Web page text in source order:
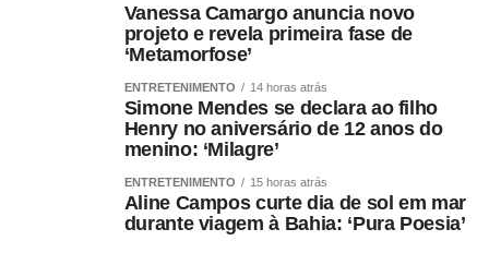
Vanessa Camargo anuncia novo
projeto e revela primeira fase de
‘Metamorfose’
ENTRETENIMENTO 14 horas atrás
Simone Mendes se declara ao filho
Henry no aniversário de 12 anos do
menino: ‘Milagre’
ENTRETENIMENTO 15 horas atrás
Aline Campos curte dia de sol em mar
durante viagem à Bahia: ‘Pura Poesia’